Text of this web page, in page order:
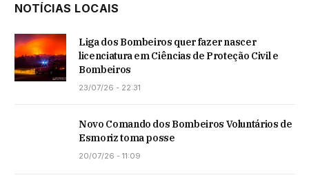
NOTÍCIAS LOCAIS
Liga dos Bombeiros quer fazer nascer
licenciatura em Ciências de Proteção Civil e
Bombeiros
23/07/26 - 22:31
Novo Comando dos Bombeiros Voluntários de
Esmoriz toma posse
20/07/26 - 11:09